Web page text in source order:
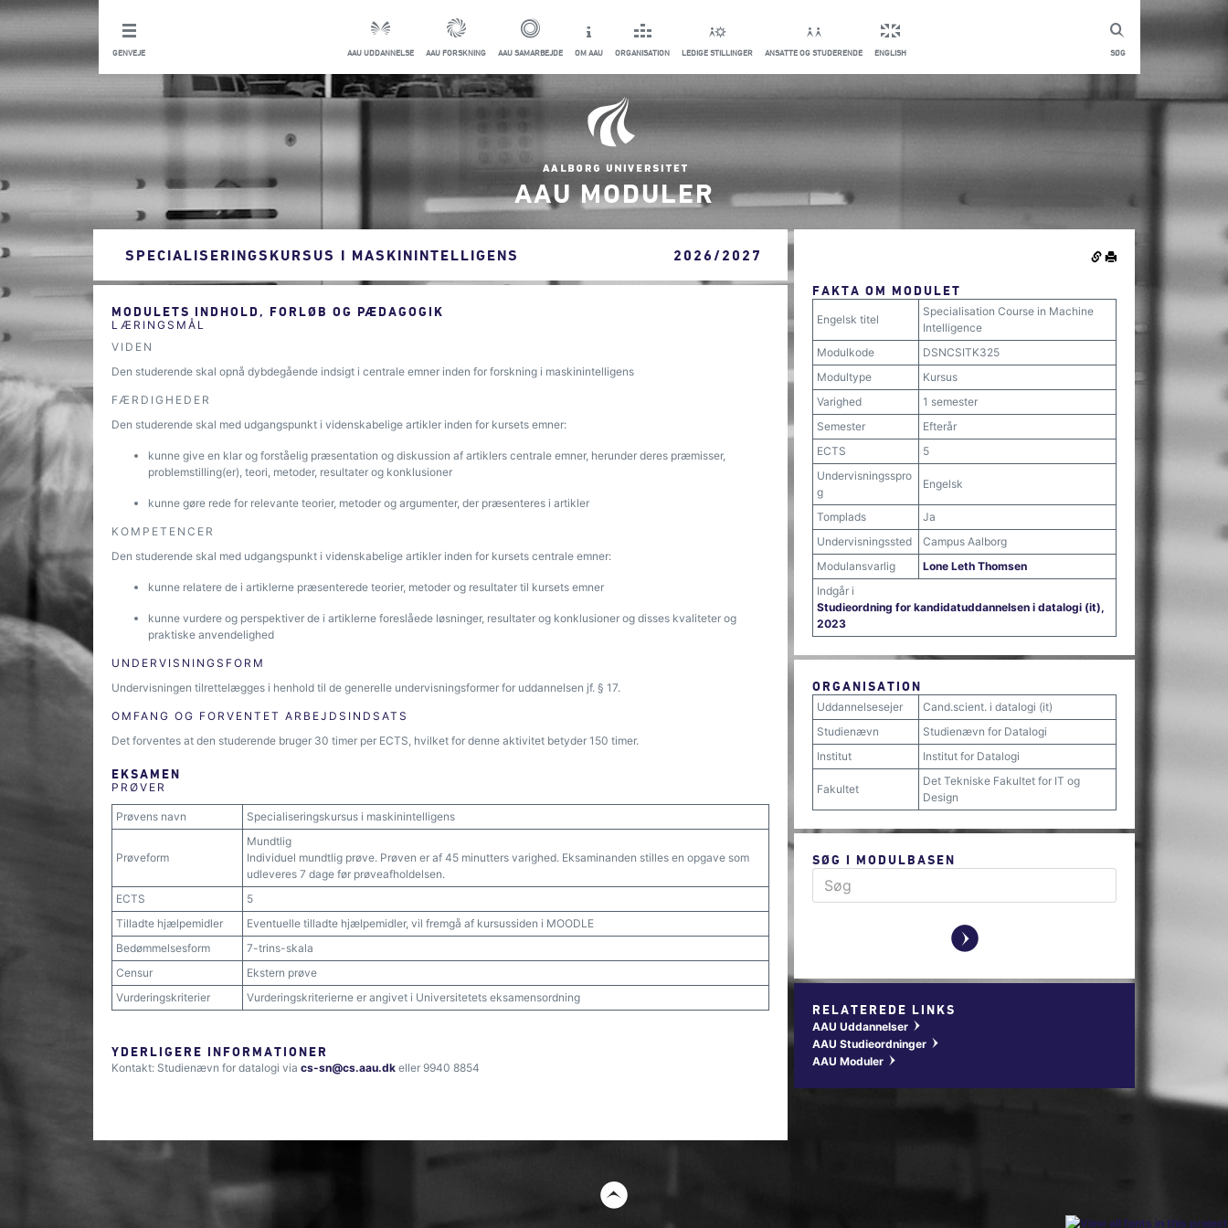
SØG
GENVEJE AAU UDDANNELSE AAU FORSKNING AAU SAMARBEJDE OM AAU ORGANISATION LEDIGE STILLINGER ANSATTE OG STUDERENDE ENGLISH
AAU MODULER
SPECIALISERINGSKURSUS I MASKININTELLIGENS 2026/2027
MODULETS INDHOLD, FORLØB OG PÆDAGOGIK
LÆRINGSMÅL
VIDEN
Den studerende skal opnå dybdegående indsigt i centrale emner inden for forskning i maskinintelligens
FÆRDIGHEDER
Den studerende skal med udgangspunkt i videnskabelige artikler inden for kursets emner:
kunne give en klar og forståelig præsentation og diskussion af artiklers centrale emner, herunder deres præmisser,
problemstilling(er), teori, metoder, resultater og konklusioner
kunne gøre rede for relevante teorier, metoder og argumenter, der præsenteres i artikler
KOMPETENCER
Den studerende skal med udgangspunkt i videnskabelige artikler inden for kursets centrale emner:
kunne relatere de i artiklerne præsenterede teorier, metoder og resultater til kursets emner
kunne vurdere og perspektiver de i artiklerne foreslåede løsninger, resultater og konklusioner og disses kvaliteter og
praktiske anvendelighed
UNDERVISNINGSFORM
Undervisningen tilrettelægges i henhold til de generelle undervisningsformer for uddannelsen jf. § 17.
OMFANG OG FORVENTET ARBEJDSINDSATS
Det forventes at den studerende bruger 30 timer per ECTS, hvilket for denne aktivitet betyder 150 timer.
EKSAMEN
PRØVER
Prøvens navn Specialiseringskursus i maskinintelligens
Prøveform
Mundtlig
Individuel mundtlig prøve. Prøven er af 45 minutters varighed. Eksaminanden stilles en opgave som
udleveres 7 dage før prøveafholdelsen.
ECTS
5
Tilladte hjælpemidler
Eventuelle tilladte hjælpemidler, vil fremgå af kursussiden i MOODLE
Bedømmelsesform
7-trins-skala
Censur
Ekstern prøve
Vurderingskriterier
Vurderingskriterierne er angivet i Universitetets eksamensordning
YDERLIGERE INFORMATIONER
Kontakt: Studienævn for datalogi via cs-sn@cs.aau.dk eller 9940 8854
FAKTA OM MODULET
Engelsk titel
Specialisation Course in Machine
Intelligence
Modulkode
DSNCSITK325
Modultype
Kursus
Varighed
1 semester
Semester
Efterår
ECTS
5
Undervisningsspro
g
Engelsk
Tomplads
Ja
Undervisningssted
Campus Aalborg
Modulansvarlig
Lone Leth Thomsen
Indgår i
Studieordning for kandidatuddannelsen i datalogi (it),
2023
ORGANISATION
Uddannelsesejer
Cand.scient. i datalogi (it)
Studienævn
Studienævn for Datalogi
Institut
Institut for Datalogi
Fakultet
Det Tekniske Fakultet for IT og
Design
SØG I MODULBASEN
y
RELATEREDE LINKS
AAU Uddannelser w
AAU Studieordninger w
AAU Moduler w
t